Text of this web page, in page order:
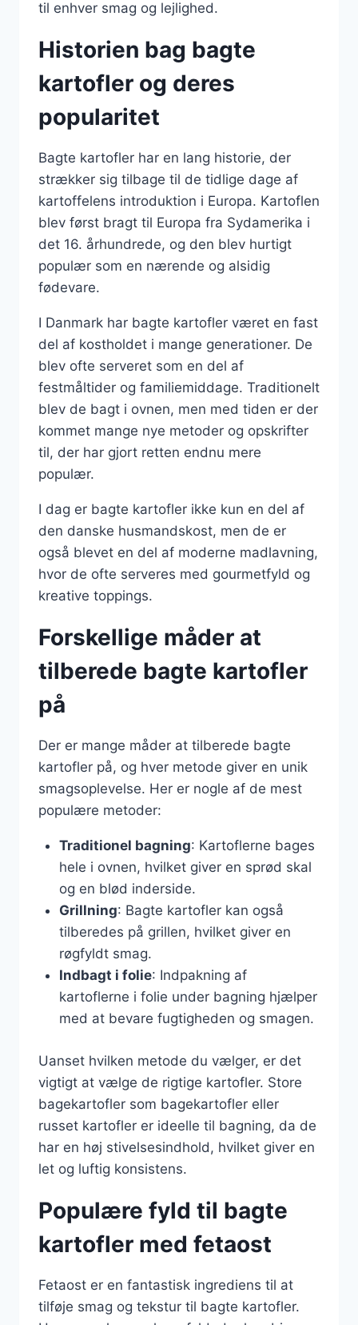
til enhver smag og lejlighed.
Historien bag bagte
kartofler og deres
popularitet
Bagte kartofler har en lang historie, der
strækker sig tilbage til de tidlige dage af
kartoffelens introduktion i Europa. Kartoflen
blev først bragt til Europa fra Sydamerika i
det 16. århundrede, og den blev hurtigt
populær som en nærende og alsidig
fødevare.
I Danmark har bagte kartofler været en fast
del af kostholdet i mange generationer. De
blev ofte serveret som en del af
festmåltider og familiemiddage. Traditionelt
blev de bagt i ovnen, men med tiden er der
kommet mange nye metoder og opskrifter
til, der har gjort retten endnu mere
populær.
I dag er bagte kartofler ikke kun en del af
den danske husmandskost, men de er
også blevet en del af moderne madlavning,
hvor de ofte serveres med gourmetfyld og
kreative toppings.
Forskellige måder at
tilberede bagte kartofler
på
Der er mange måder at tilberede bagte
kartofler på, og hver metode giver en unik
smagsoplevelse. Her er nogle af de mest
populære metoder:
Traditionel bagning: Kartoflerne bages
hele i ovnen, hvilket giver en sprød skal
og en blød inderside.
Grillning: Bagte kartofler kan også
tilberedes på grillen, hvilket giver en
røgfyldt smag.
Indbagt i folie: Indpakning af
kartoflerne i folie under bagning hjælper
med at bevare fugtigheden og smagen.
Uanset hvilken metode du vælger, er det
vigtigt at vælge de rigtige kartofler. Store
bagekartofler som bagekartofler eller
russet kartofler er ideelle til bagning, da de
har en høj stivelsesindhold, hvilket giver en
let og luftig konsistens.
Populære fyld til bagte
kartofler med fetaost
Fetaost er en fantastisk ingrediens til at
tilføje smag og tekstur til bagte kartofler.